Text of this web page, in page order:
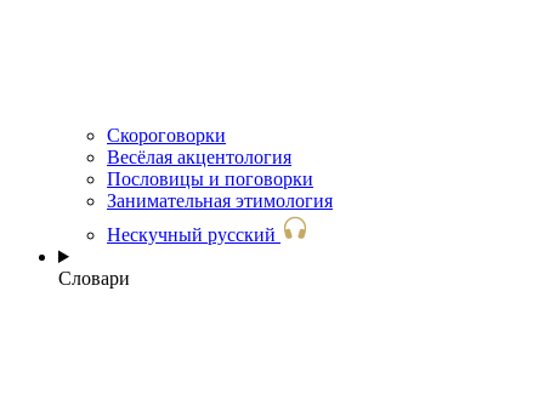
Скороговорки
Весёлая акцентология
Пословицы и поговорки
Занимательная этимология
Нескучный русский
Словари